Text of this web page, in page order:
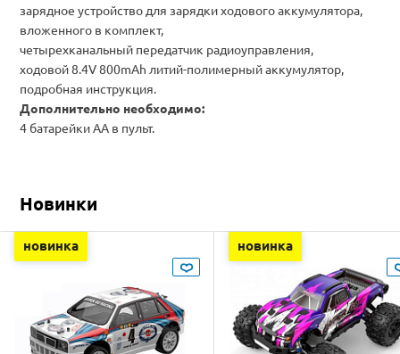
зарядное устройство для зарядки ходового аккумулятора,
вложенного в комплект,
четырехканальный передатчик радиоуправления,
ходовой 8.4V 800mАh литий-полимерный аккумулятор,
подробная инструкция.
Дополнительно необходимо:
4 батарейки AA в пульт.
Новинки
новинка новинка